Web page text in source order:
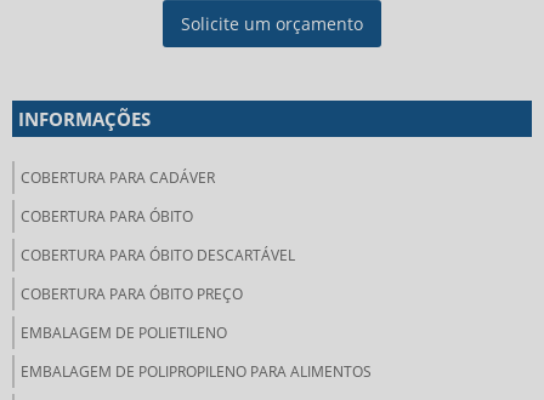
Solicite um orçamento
INFORMAÇÕES
COBERTURA PARA CADÁVER
COBERTURA PARA ÓBITO
COBERTURA PARA ÓBITO DESCARTÁVEL
COBERTURA PARA ÓBITO PREÇO
EMBALAGEM DE POLIETILENO
EMBALAGEM DE POLIPROPILENO PARA ALIMENTOS